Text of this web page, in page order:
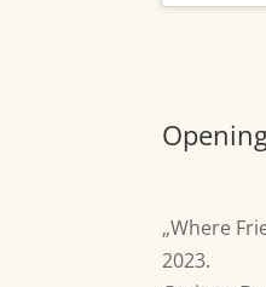
„Where
2023.